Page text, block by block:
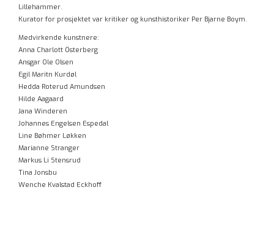
Lillehammer.
Kurator for prosjektet var kritiker og kunsthistoriker Per Bjarne Boym.
Medvirkende kunstnere:
Anna Charlott Österberg
Ansgar Ole Olsen
Egil Maritn Kurdøl
Hedda Roterud Amundsen
Hilde Aagaard
Jana Winderen
Johannes Engelsen Espedal
Line Bøhmer Løkken
Marianne Stranger
Markus Li Stensrud
Tina Jonsbu
Wenche Kvalstad Eckhoff